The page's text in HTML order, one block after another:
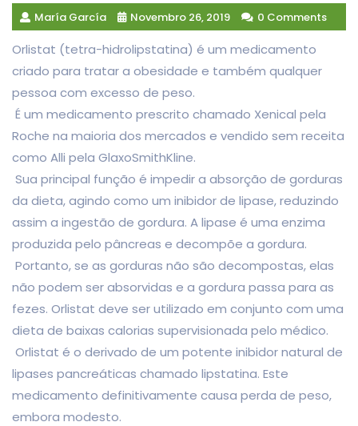
María García Novembro 26, 2019 0 Comments
Orlistat (tetra-hidrolipstatina) é um medicamento
criado para tratar a obesidade e também qualquer
pessoa com excesso de peso.
É um medicamento prescrito chamado Xenical pela
Roche na maioria dos mercados e vendido sem receita
como Alli pela GlaxoSmithKline.
Sua principal função é impedir a absorção de gorduras
da dieta, agindo como um inibidor de lipase, reduzindo
assim a ingestão de gordura. A lipase é uma enzima
produzida pelo pâncreas e decompõe a gordura.
Portanto, se as gorduras não são decompostas, elas
não podem ser absorvidas e a gordura passa para as
fezes. Orlistat deve ser utilizado em conjunto com uma
dieta de baixas calorias supervisionada pelo médico.
Orlistat é o derivado de um potente inibidor natural de
lipases pancreáticas chamado lipstatina. Este
medicamento definitivamente causa perda de peso,
embora modesto.